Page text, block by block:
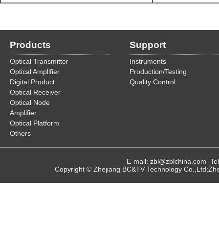
Products
Optical Transmitter
Optical Amplifier
Digital Product
Optical Receiver
Optical Node
Amplifier
Optical Platform
Others
Support
Instruments
Production/Testing
Quality Control
E-mail: zbl@zblchina.com
Copyright © Zhejiang BC&TV Technology